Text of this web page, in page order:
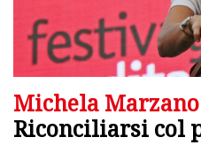
Michela Marzano
Riconciliarsi col